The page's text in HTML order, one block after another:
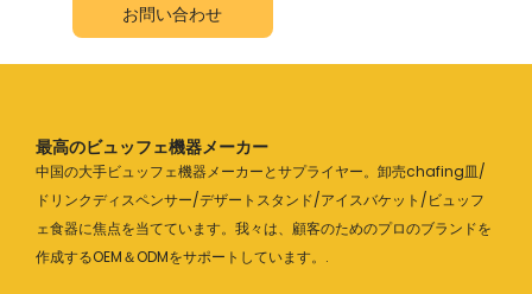
お問い合わせ
最高のビュッフェ機器メーカー
中国の大手ビュッフェ機器メーカーとサプライヤー。卸売chafing皿/
ドリンクディスペンサー/デザートスタンド/アイスバケット/ビュッフ
ェ食器に焦点を当てています。我々は、顧客のためのプロのブランドを
作成するOEM＆ODMをサポートしています。.